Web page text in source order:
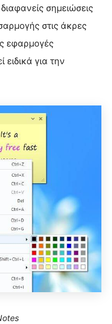
σημειώσεις
στις άκρες
εφαρμογές
για την